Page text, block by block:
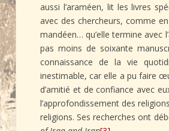
aussi l’araméen, lit les livres
avec des chercheurs, comme
mandéen… qu’elle termine avec
pas moins de soixante
connaissance de la vie
inestimable, car elle a pu faire
d’amitié et de confiance avec
l’approfondissement des
religions. Ses recherches ont